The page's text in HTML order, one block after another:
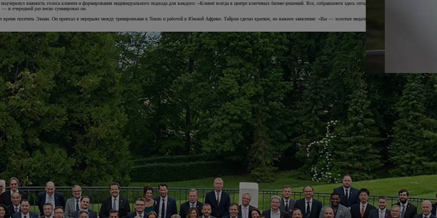
KINTO
Кредитный
важность голоса клиента и формирования индивидуального подхода для каждого: «Клиент всегда в центре ключевых бизнес-решений. Все, собравшиеся здесь сегодня, наглядно
в очередной раз веско суммировал он.
посетить Эвиан. Он приехал в перерыве между тренировками в Токио и работой в Южной Африке. Тайрон сделал краткое, но важное заявление: «Вы — золотые медалисты Европы в сфере